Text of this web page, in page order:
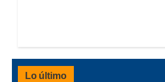
Lo último